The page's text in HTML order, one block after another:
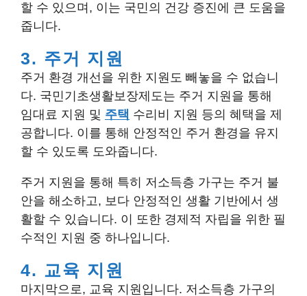
할 수 있으며, 이는 국민의 건강 증진에 큰 도움을
줍니다.
3. 주거 지원
주거 환경 개선을 위한 지원도 빼놓을 수 없습니
다. 국민기초생활보장제도는 주거 지원을 통해
임대료 지원 및 주택 수리비 지원 등의 혜택을 제
공합니다. 이를 통해 안정적인 주거 환경을 유지
할 수 있도록 도와줍니다.
주거 지원을 통해 특히 저소득층 가구는 주거 불
안을 해소하고, 보다 안정적인 생활 기반에서 생
활할 수 있습니다. 이 또한 경제적 자립을 위한 필
수적인 지원 중 하나입니다.
4. 교육 지원
마지막으로, 교육 지원입니다. 저소득층 가구의